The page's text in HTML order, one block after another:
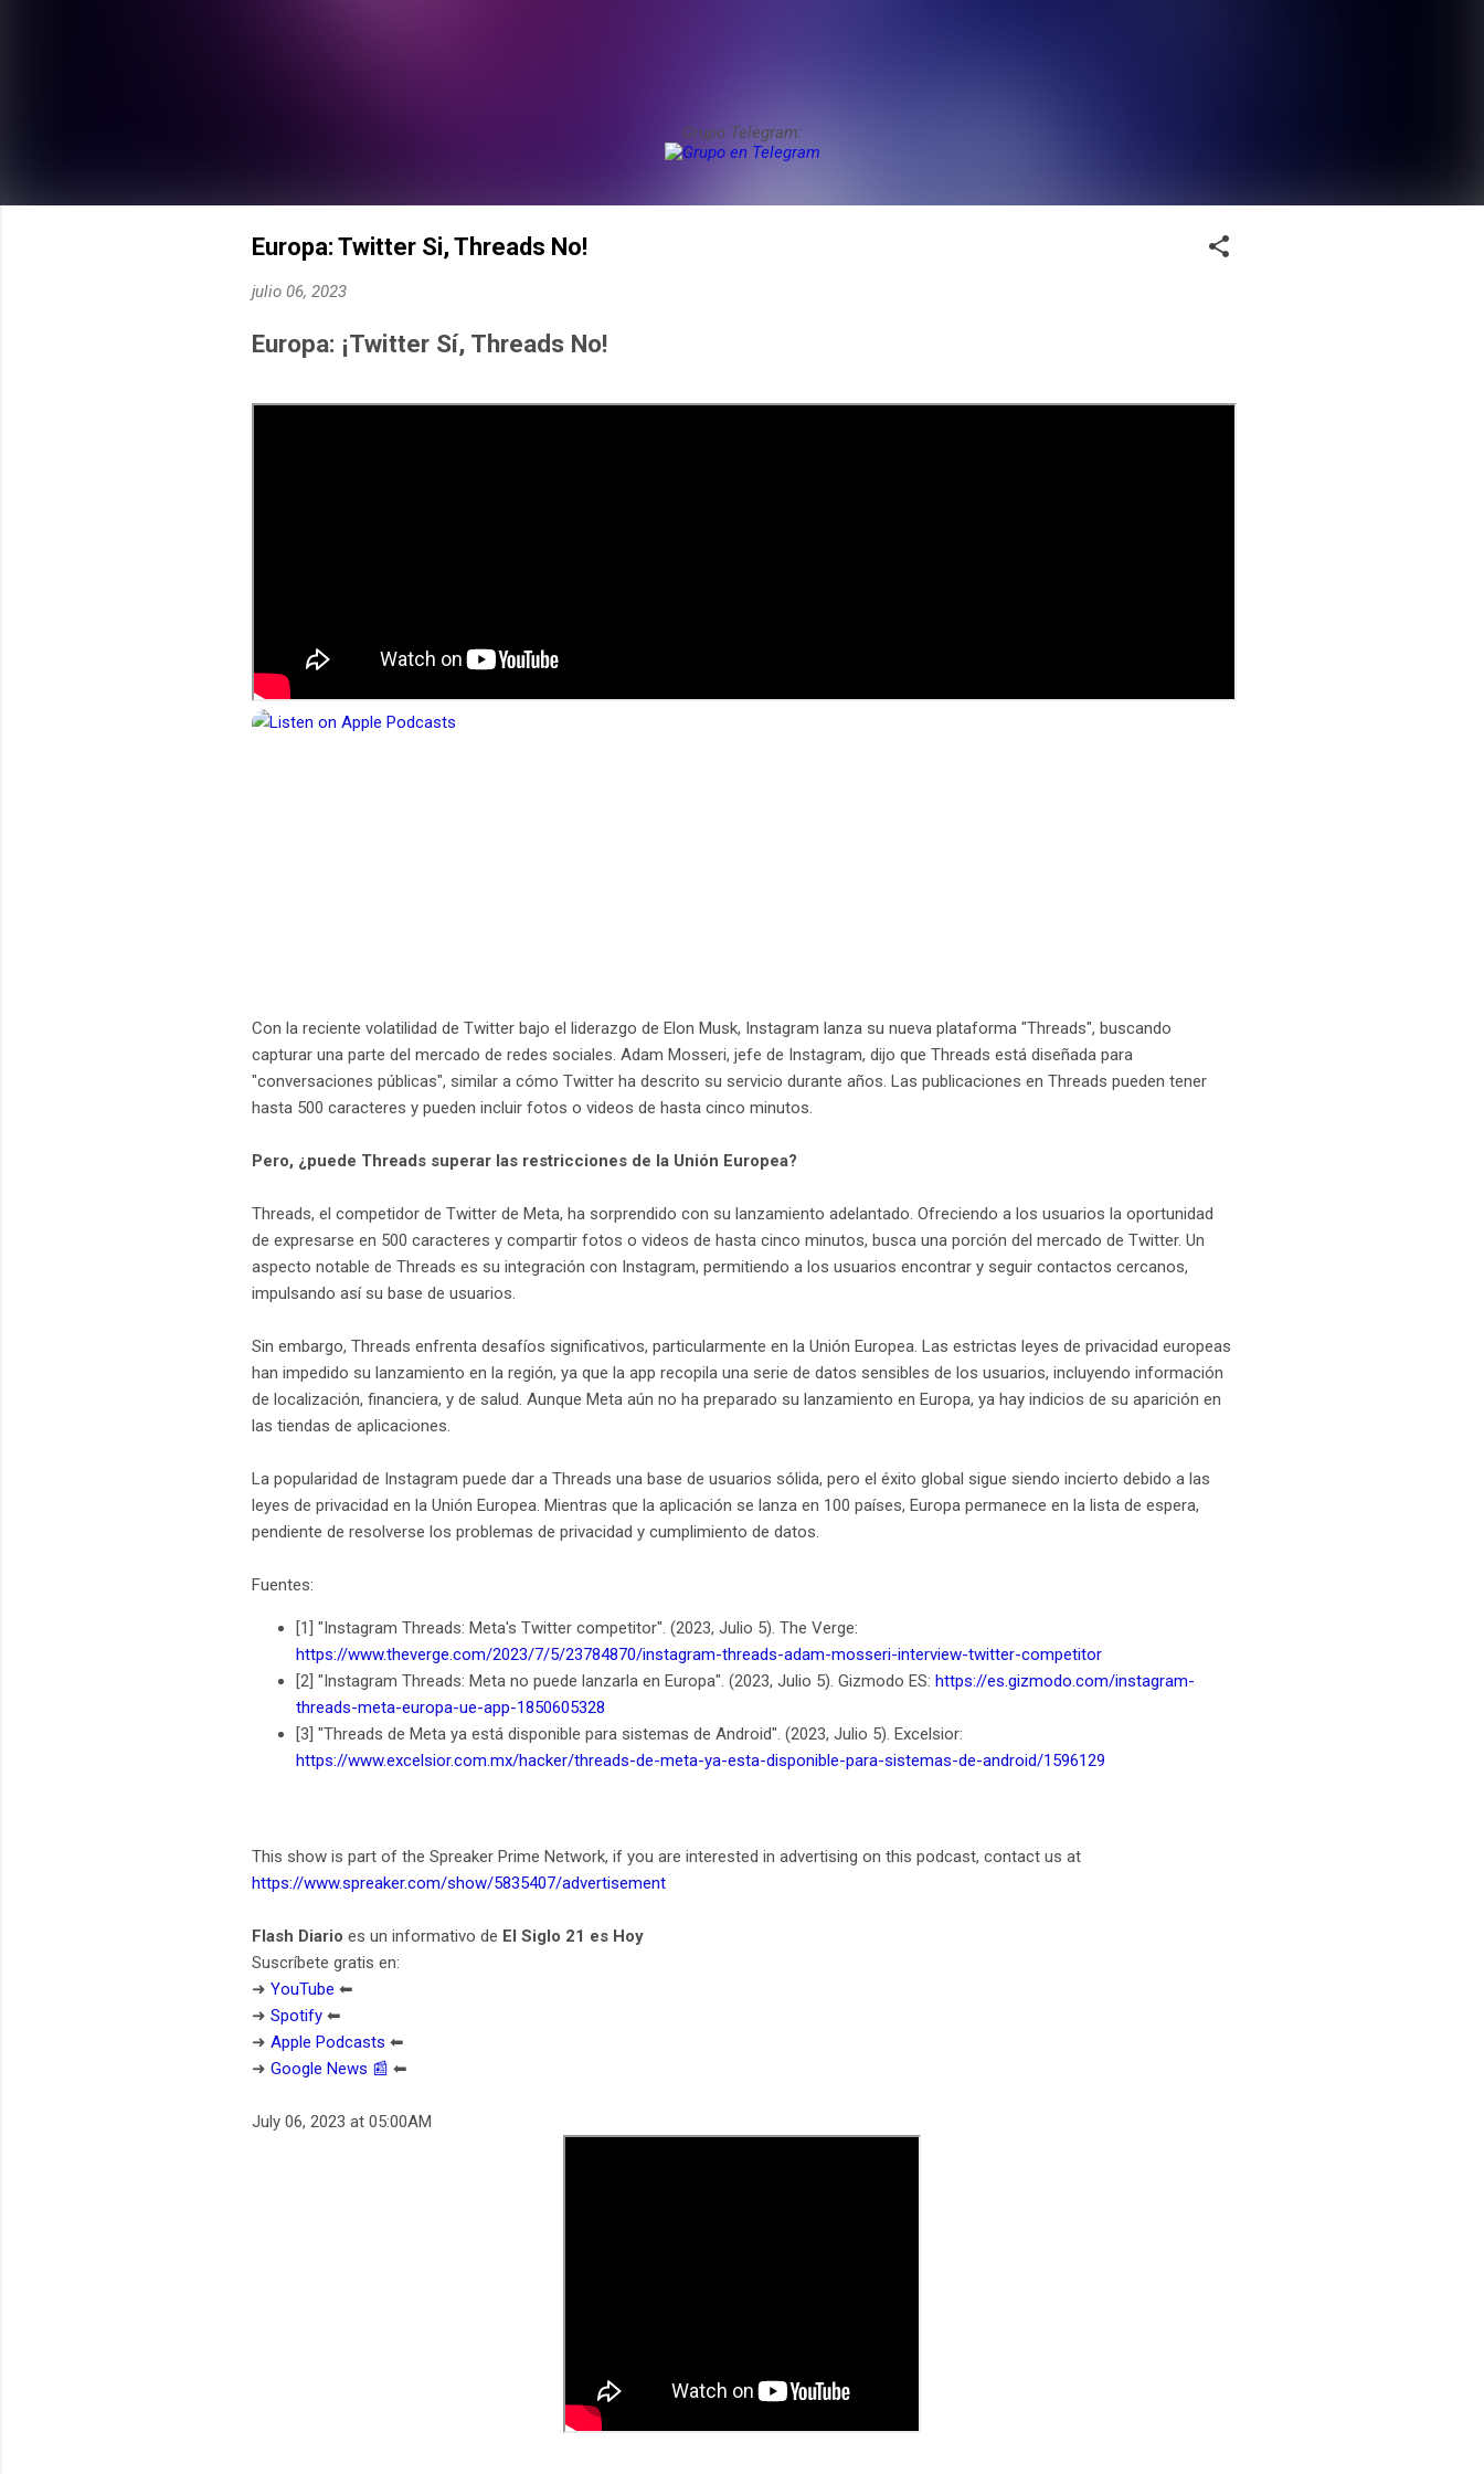
Grupo Telegram:
Europa: Twitter Si, Threads No!
julio 06, 2023
Europa: ¡Twitter Sí, Threads No!
Con la reciente volatilidad de Twitter bajo el liderazgo de Elon Musk, Instagram lanza su nueva plataforma "Threads", buscando
capturar una parte del mercado de redes sociales. Adam Mosseri, jefe de Instagram, dijo que Threads está diseñada para
"conversaciones públicas", similar a cómo Twitter ha descrito su servicio durante años. Las publicaciones en Threads pueden tener
hasta 500 caracteres y pueden incluir fotos o videos de hasta cinco minutos.
Pero, ¿puede Threads superar las restricciones de la Unión Europea?
Threads, el competidor de Twitter de Meta, ha sorprendido con su lanzamiento adelantado. Ofreciendo a los usuarios la oportunidad
de expresarse en 500 caracteres y compartir fotos o videos de hasta cinco minutos, busca una porción del mercado de Twitter. Un
aspecto notable de Threads es su integración con Instagram, permitiendo a los usuarios encontrar y seguir contactos cercanos,
impulsando así su base de usuarios.
Sin embargo, Threads enfrenta desafíos significativos, particularmente en la Unión Europea. Las estrictas leyes de privacidad europeas
han impedido su lanzamiento en la región, ya que la app recopila una serie de datos sensibles de los usuarios, incluyendo información
de localización, financiera, y de salud. Aunque Meta aún no ha preparado su lanzamiento en Europa, ya hay indicios de su aparición en
las tiendas de aplicaciones.
La popularidad de Instagram puede dar a Threads una base de usuarios sólida, pero el éxito global sigue siendo incierto debido a las
leyes de privacidad en la Unión Europea. Mientras que la aplicación se lanza en 100 países, Europa permanece en la lista de espera,
pendiente de resolverse los problemas de privacidad y cumplimiento de datos.
Fuentes:
[1] "Instagram Threads: Meta's Twitter competitor". (2023, Julio 5). The Verge:
https://www.theverge.com/2023/7/5/23784870/instagram-threads-adam-mosseri-interview-twitter-competitor
[2] "Instagram Threads: Meta no puede lanzarla en Europa". (2023, Julio 5). Gizmodo ES: https://es.gizmodo.com/instagram-
threads-meta-europa-ue-app-1850605328
[3] "Threads de Meta ya está disponible para sistemas de Android". (2023, Julio 5). Excelsior:
https://www.excelsior.com.mx/hacker/threads-de-meta-ya-esta-disponible-para-sistemas-de-android/1596129
This show is part of the Spreaker Prime Network, if you are interested in advertising on this podcast, contact us at
https://www.spreaker.com/show/5835407/advertisement
Flash Diario es un informativo de El Siglo 21 es Hoy
Suscríbete gratis en:
➜ YouTube ⬅︎
➜ Spotify ⬅︎
➜ Apple Podcasts ⬅︎
➜ Google News 📰 ⬅︎
July 06, 2023 at 05:00AM